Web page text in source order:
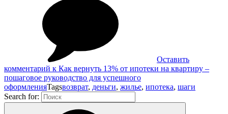
Оставить
комментарий к Как вернуть 13% от ипотеки на квартиру –
пошаговое руководство для успешного
оформленияTagsвозврат, деньги, жилье, ипотека, шаги
Search for: